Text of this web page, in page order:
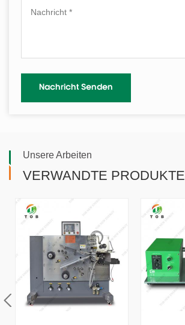
Unsere Arbeiten
VERWANDTE PRODUKTE